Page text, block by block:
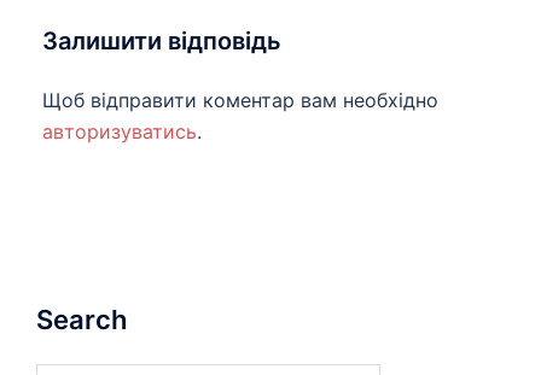
Залишити відповідь
Щоб відправити коментар вам необхідно
авторизуватись.
Search